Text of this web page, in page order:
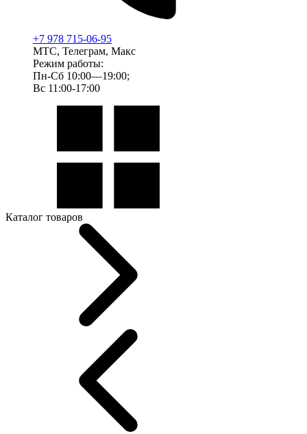
+7 978 715-06-95
МТС, Телеграм, Макс
Режим работы:
Пн-Сб 10:00—19:00;
Вс 11:00-17:00
Каталог товаров